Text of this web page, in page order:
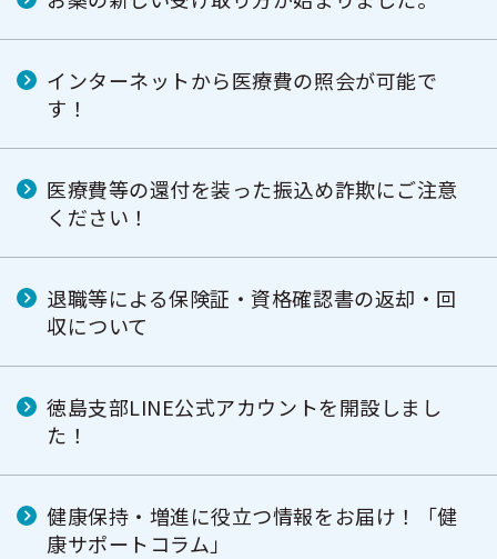
インターネットから医療費の照会が可能で
す！
医療費等の還付を装った振込め詐欺にご注意
ください！
退職等による保険証・資格確認書の返却・回
収について
徳島支部LINE公式アカウントを開設しまし
た！
健康保持・増進に役立つ情報をお届け！「健
康サポートコラム」